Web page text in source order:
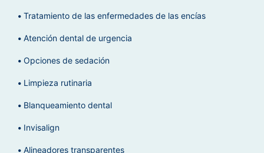
Tratamiento de las enfermedades de las encías
Atención dental de urgencia
Opciones de sedación
Limpieza rutinaria
Blanqueamiento dental
Invisalign
Alineadores transparentes